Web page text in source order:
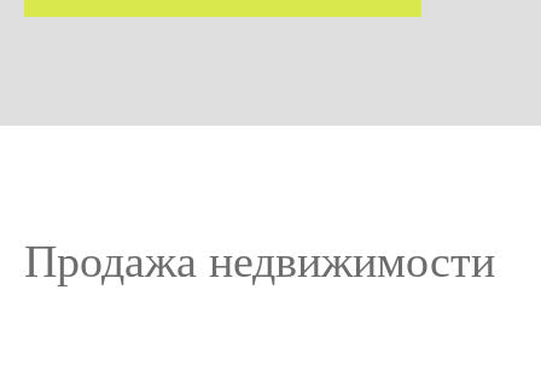
Продажа недвижимости